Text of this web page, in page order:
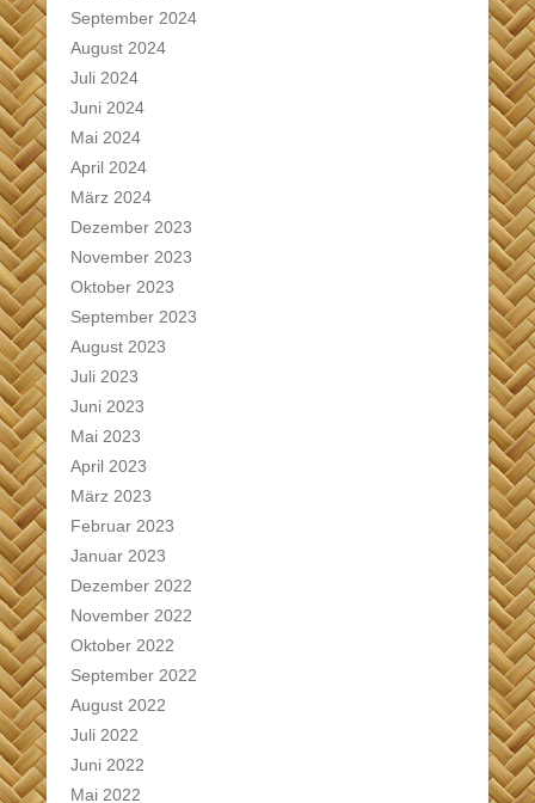
September 2024
August 2024
Juli 2024
Juni 2024
Mai 2024
April 2024
März 2024
Dezember 2023
November 2023
Oktober 2023
September 2023
August 2023
Juli 2023
Juni 2023
Mai 2023
April 2023
März 2023
Februar 2023
Januar 2023
Dezember 2022
November 2022
Oktober 2022
September 2022
August 2022
Juli 2022
Juni 2022
Mai 2022